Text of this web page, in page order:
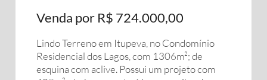
Venda por R$ 724.000,00
Lindo Terreno em Itupeva, no Condomínio
Residencial dos Lagos, com 1306m²; de
esquina com aclive. Possui um projeto com